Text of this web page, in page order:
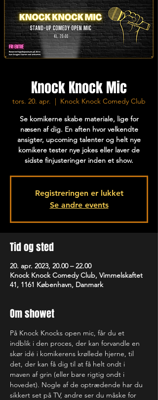
Knock Knock Mic
tors. 20. apr.
  |
Knock Knock Comedy Club
Se komikerne skabe materiale, lige for
næsen af dig. En aften hvor velkendte
ansigter, upcoming talenter og helt nye
komikere tester nye jokes eller laver de
sidste finjusteringer inden et show.
Registreringen er lukket
Se andre events
Tid og sted
20. apr. 2023, 20.00 – 22.00
Knock Knock Comedy Club, Vimmelskaftet
41, 1161 København, Danmark
Om showet
På Knock Knocks open mic, får du et
indblik i den proces, der kan forvandle en
skør idé i komikerens krøllede hjerne, til
det, der kan få dig til at få helt ondt i
maven af grin (eller bare rigtig ondt i
hovedet). Nogle af de optrædende har du
sikkert set på TV, andre ser du måske for